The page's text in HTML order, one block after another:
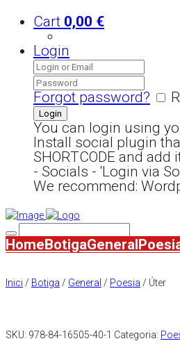
Cart 0,00 €
Login
Forgot password?
You can login using
Install social plugin
SHORTCODE and
- Socials - 'Login via
We recommend:
HomeBotigaGeneral
Inici / Botiga / General / Poesia / Úter
SKU: 978-84-16505-40-1 Categoria: